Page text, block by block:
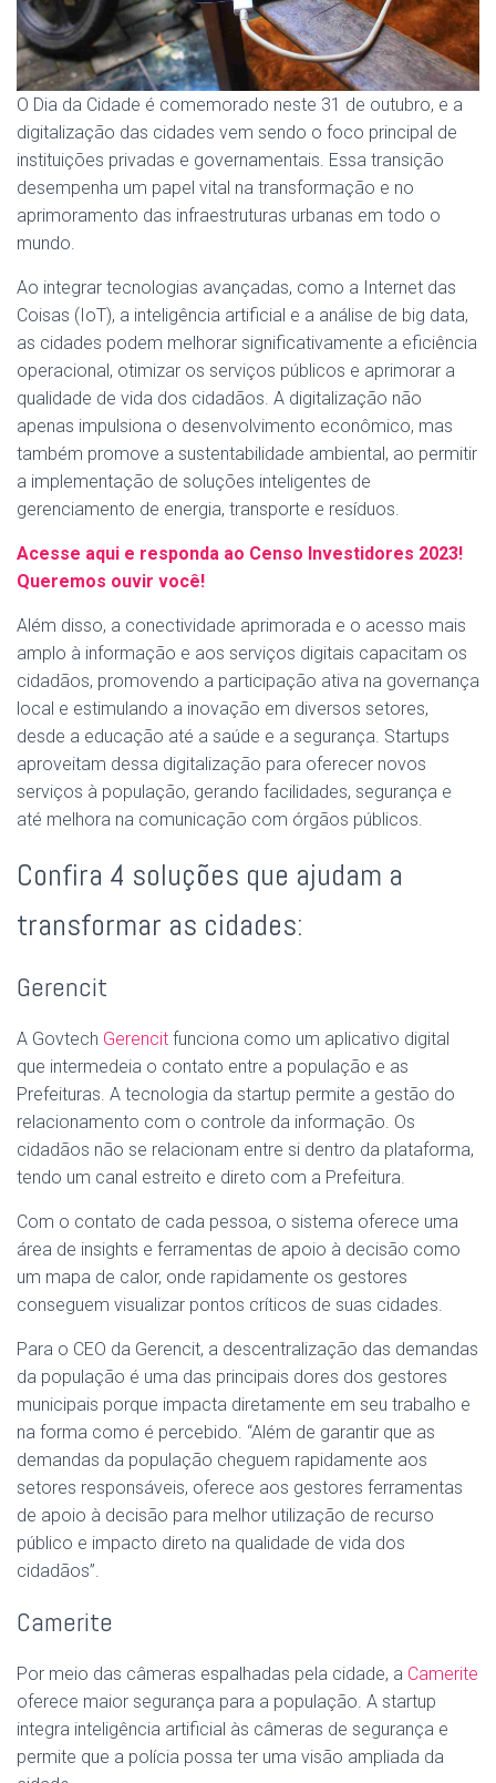
O Dia da Cidade é comemorado neste 31 de outubro, e a
digitalização das cidades vem sendo o foco principal de
instituições privadas e governamentais. Essa transição
desempenha um papel vital na transformação e no
aprimoramento das infraestruturas urbanas em todo o
mundo.
Ao integrar tecnologias avançadas, como a Internet das
Coisas (IoT), a inteligência artificial e a análise de big data,
as cidades podem melhorar significativamente a eficiência
operacional, otimizar os serviços públicos e aprimorar a
qualidade de vida dos cidadãos. A digitalização não
apenas impulsiona o desenvolvimento econômico, mas
também promove a sustentabilidade ambiental, ao permitir
a implementação de soluções inteligentes de
gerenciamento de energia, transporte e resíduos.
Acesse aqui e responda ao Censo Investidores 2023!
Queremos ouvir você!
Além disso, a conectividade aprimorada e o acesso mais
amplo à informação e aos serviços digitais capacitam os
cidadãos, promovendo a participação ativa na governança
local e estimulando a inovação em diversos setores,
desde a educação até a saúde e a segurança. Startups
aproveitam dessa digitalização para oferecer novos
serviços à população, gerando facilidades, segurança e
até melhora na comunicação com órgãos públicos.
Confira 4 soluções que ajudam a
transformar as cidades:
Gerencit
A Govtech Gerencit funciona como um aplicativo digital
que intermedeia o contato entre a população e as
Prefeituras. A tecnologia da startup permite a gestão do
relacionamento com o controle da informação. Os
cidadãos não se relacionam entre si dentro da plataforma,
tendo um canal estreito e direto com a Prefeitura.
Com o contato de cada pessoa, o sistema oferece uma
área de insights e ferramentas de apoio à decisão como
um mapa de calor, onde rapidamente os gestores
conseguem visualizar pontos críticos de suas cidades.
Para o CEO da Gerencit, a descentralização das demandas
da população é uma das principais dores dos gestores
municipais porque impacta diretamente em seu trabalho e
na forma como é percebido. “Além de garantir que as
demandas da população cheguem rapidamente aos
setores responsáveis, oferece aos gestores ferramentas
de apoio à decisão para melhor utilização de recurso
público e impacto direto na qualidade de vida dos
cidadãos”.
Camerite
Por meio das câmeras espalhadas pela cidade, a Camerite
oferece maior segurança para a população. A startup
integra inteligência artificial às câmeras de segurança e
permite que a polícia possa ter uma visão ampliada da